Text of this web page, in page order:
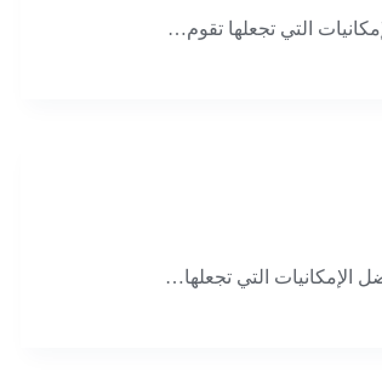
التي تجعلها تقوم…
الإمكانيات التي تجعلها…